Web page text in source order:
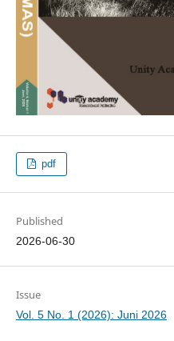
pdf
Published
2026-06-30
Issue
Vol. 5 No. 1 (2026): Juni 2026